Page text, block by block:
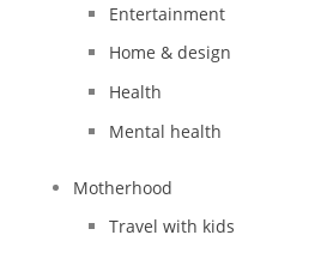
Entertainment
Home & design
Health
Mental health
Motherhood
Travel with kids